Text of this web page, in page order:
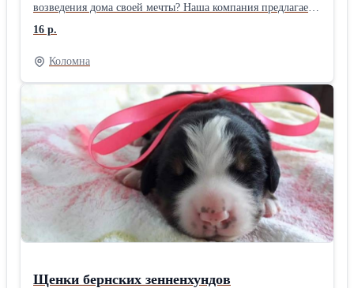
возведения дома своей мечты? Наша компания предлагает
высококачественный кирпич, который станет основой
прочности и долговечности вашего строительства. Мы
понимаем, насколько важен правильный выбор
строительных материалов, поэтому предлагаем только
проверенную продукцию, соответствующую самым
высоким стандартам качества.
16 р.
Коломна
Щенки бернских зенненхундов